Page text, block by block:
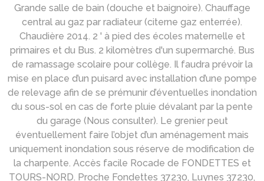
Grande salle de bain (douche et baignoire). Chauffage
central au gaz par radiateur (citerne gaz enterrée).
Chaudière 2014. 2 ' à pied des écoles maternelle et
primaires et du Bus. 2 kilomètres d'un supermarché. Bus
de ramassage scolaire pour collège. Il faudra prévoir la
mise en place d’un puisard avec installation d’une pompe
de relevage afin de se prémunir d’éventuelles inondation
du sous-sol en cas de forte pluie dévalant par la pente
du garage (Nous consulter). Le grenier peut
éventuellement faire l’objet d’un aménagement mais
uniquement inondation sous réserve de modification de
la charpente. Accès facile Rocade de FONDETTES et
TOURS-NORD. Proche Fondettes 37230, Luynes 37230,